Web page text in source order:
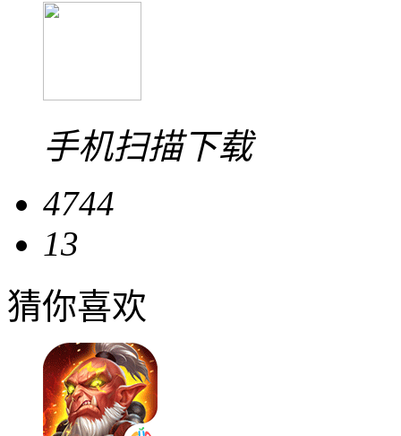
手机扫描下载
4744
13
猜你喜欢